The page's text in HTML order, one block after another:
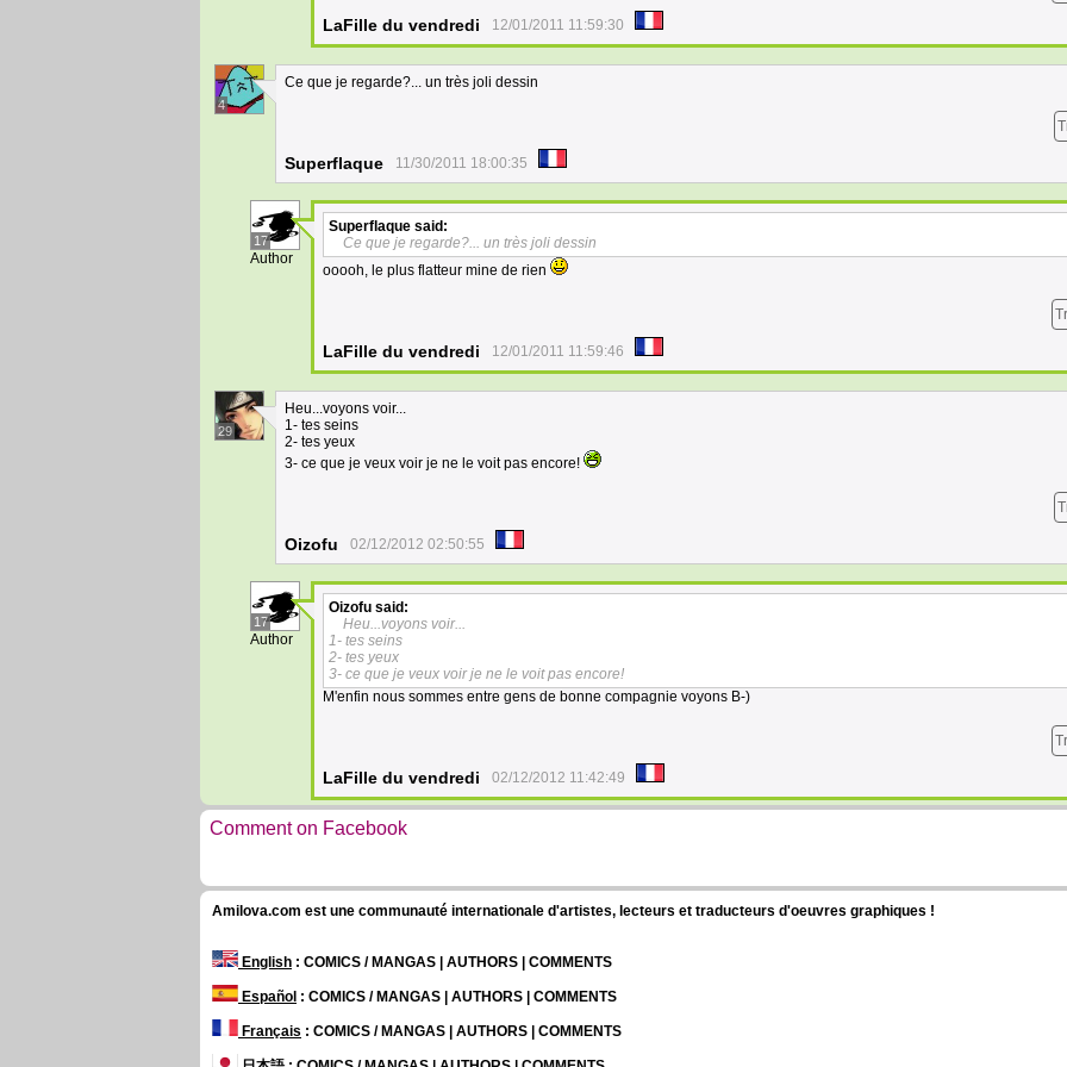
LaFille du vendredi 12/01/2011 11:59:30
4
Ce que je regarde?... un très joli dessin
Superflaque 11/30/2011 18:00:35
17
Author
Superflaque said:
Ce que je regarde?... un très joli dessin
ooooh, le plus flatteur mine de rien
LaFille du vendredi 12/01/2011 11:59:46
29
Heu...voyons voir...
1- tes seins
2- tes yeux
3- ce que je veux voir je ne le voit pas encore!
Oizofu 02/12/2012 02:50:55
17
Author
Oizofu said:
Heu...voyons voir...
1- tes seins
2- tes yeux
3- ce que je veux voir je ne le voit pas encore!
M'enfin nous sommes entre gens de bonne compagnie voyons B-)
LaFille du vendredi 02/12/2012 11:42:49
Comment on Facebook
Amilova.com est une communauté internationale d'artistes, lecteurs et traducteurs d'oeuvres graphiques !
English : COMICS / MANGAS | AUTHORS | COMMENTS
Español : COMICS / MANGAS | AUTHORS | COMMENTS
Français : COMICS / MANGAS | AUTHORS | COMMENTS